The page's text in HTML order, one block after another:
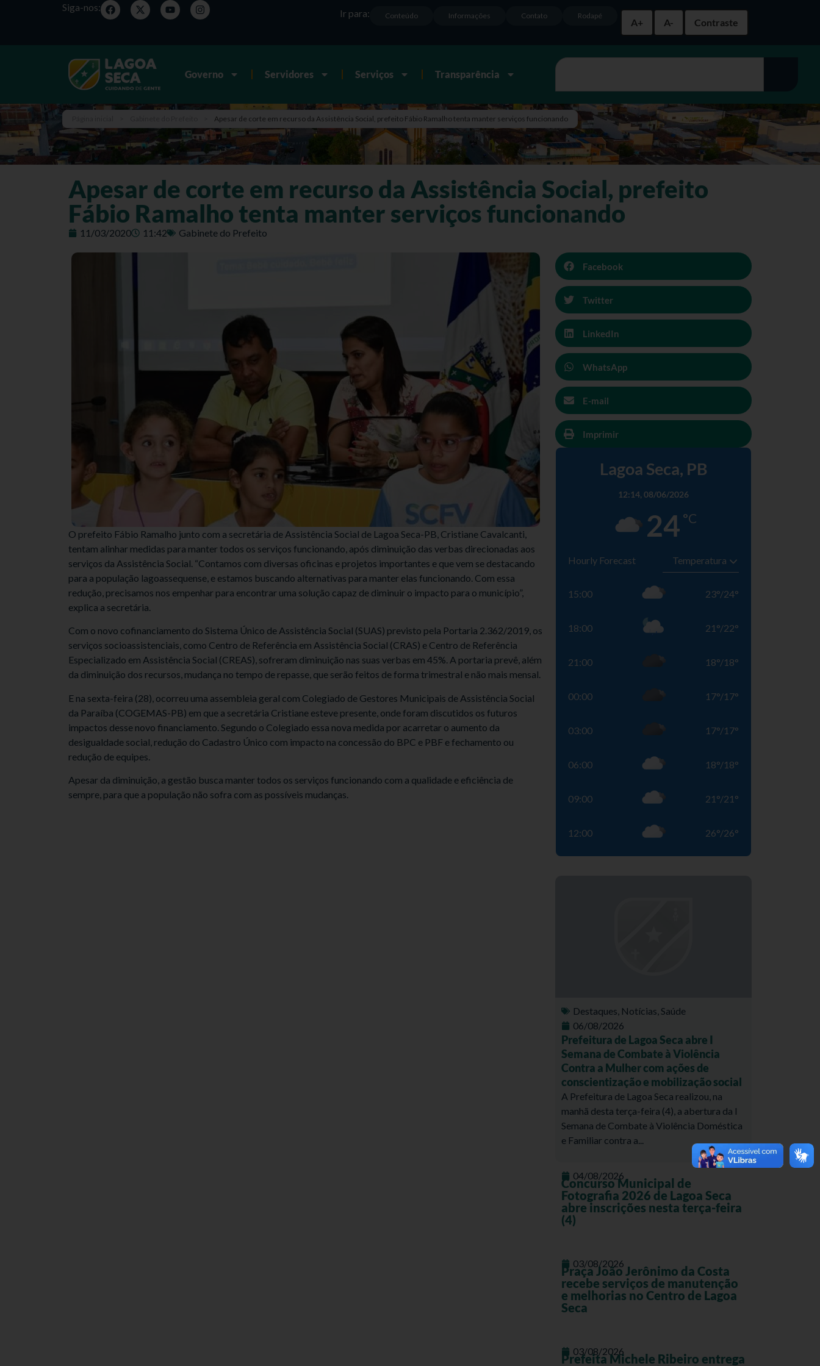
Siga-nos:
A+
A- Contraste
Rodapé
Contato
Informações
Conteúdo
Ir para:
Governo Servidores Serviços Transparência
Apesar de corte em recurso da Assistência Social, prefeito Fábio Ramalho tenta manter serviços funcionando
Apesar de corte em recurso da Assistência Social, prefeito
Fábio Ramalho tenta manter serviços funcionando
11/03/2020 11:42 Gabinete do Prefeito
O prefeito Fábio Ramalho junto com a secretária de Assistência Social de Lagoa Seca-PB, Cristiane Cavalcanti,
tentam alinhar medidas para manter todos os serviços funcionando, após diminuição das verbas direcionadas aos
serviços da Assistência Social. “Contamos com diversas oficinas e projetos importantes e que vem se destacando
para a população lagoassequense, e estamos buscando alternativas para manter elas funcionando. Com essa
redução, precisamos nos empenhar para encontrar uma solução capaz de diminuir o impacto para o município”,
explica a secretária.
Com o novo cofinanciamento do Sistema Único de Assistência Social (SUAS) previsto pela Portaria 2.362/2019, os
serviços socioassistenciais, como Centro de Referência em Assistência Social (CRAS) e Centro de Referência
Especializado em Assistência Social (CREAS), sofreram diminuição nas suas verbas em 45%. A portaria prevê, além
da diminuição dos recursos, mudança no tempo de repasse, que serão feitos de forma trimestral e não mais mensal.
E na sexta-feira (28), ocorreu uma assembleia geral com Colegiado de Gestores Municipais de Assistência Social
da Paraíba (COGEMAS-PB) em que a secretária Cristiane esteve presente, onde foram discutidos os futuros
impactos desse novo financiamento. Segundo o Colegiado essa nova medida por acarretar o aumento da
desigualdade social, redução do Cadastro Único com impacto na concessão do BPC e PBF e fechamento ou
redução de equipes.
Apesar da diminuição, a gestão busca manter todos os serviços funcionando com a qualidade e eficiência de
sempre, para que a população não sofra com as possíveis mudanças.
Facebook
Twitter
LinkedIn
WhatsApp
E-mail
Imprimir
Lagoa Seca, PB
12:14, 08/06/2026
24 °C
Hourly Forecast
15:00 23°/24°
18:00 21 °/22°
21:00 18°/18°
00:00 17°/17°
03:00 17°/17°
06:00 18°/18°
09:00 21 °/21 °
12:00 26°/26°
Destaques, Notícias,Saúde
06/08/2026
Prefeitura de Lagoa Seca abre I
Semana de Combate à Violência
Contra a Mulher com ações de
conscientização e mobilização social
A Prefeitura de Lagoa Seca realizou, na
manhã desta terça-feira (4), a abertura da I
Semana de Combate à Violência Doméstica
e Familiar contra a...
04/08/2026
Concurso Municipal de
Fotografia 2026 de Lagoa Seca
abre inscrições nesta terça-feira
(4)
03/08/2026
Praça João Jerônimo da Costa
recebe serviços de manutenção
e melhorias no Centro de Lagoa
Seca
03/08/2026
Prefeita Michele Ribeiro entrega